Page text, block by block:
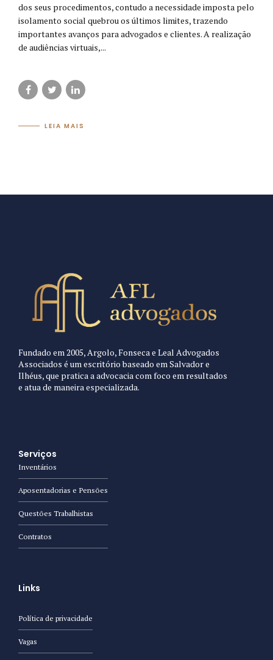
dos seus procedimentos, contudo a necessidade imposta pelo
isolamento social quebrou os últimos limites, trazendo
importantes avanços para advogados e clientes. A realização
de audiências virtuais,...
LEIA MAIS
Fundado em 2005, Argolo, Fonseca e Leal Advogados
Associados é um escritório baseado em Salvador e
Ilhéus, que pratica a advocacia com foco em resultados
e atua de maneira especializada.
Serviços
Inventários
Aposentadorias e Pensões
Questões Trabalhistas
Contratos
Links
Política de privacidade
Vagas